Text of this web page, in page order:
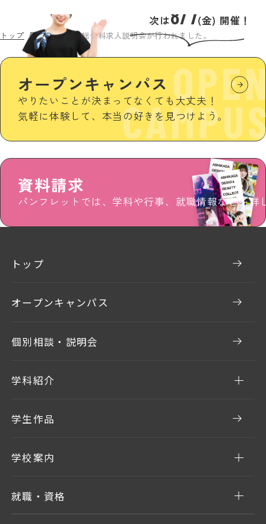
トップ 最新情報 美容総合科求人説明会が行われました。
資料請求
パンフレットでは、学科や行事、就職情報などを詳
オープンキャンパス
やりたいことが決まってなくても大丈夫！
気軽に体験して、本当の好きを見つけよう。
次は8/7(金) 開催！
トップ
オープンキャンパス
個別相談・説明会
学科紹介
学生作品
学校案内
就職・資格